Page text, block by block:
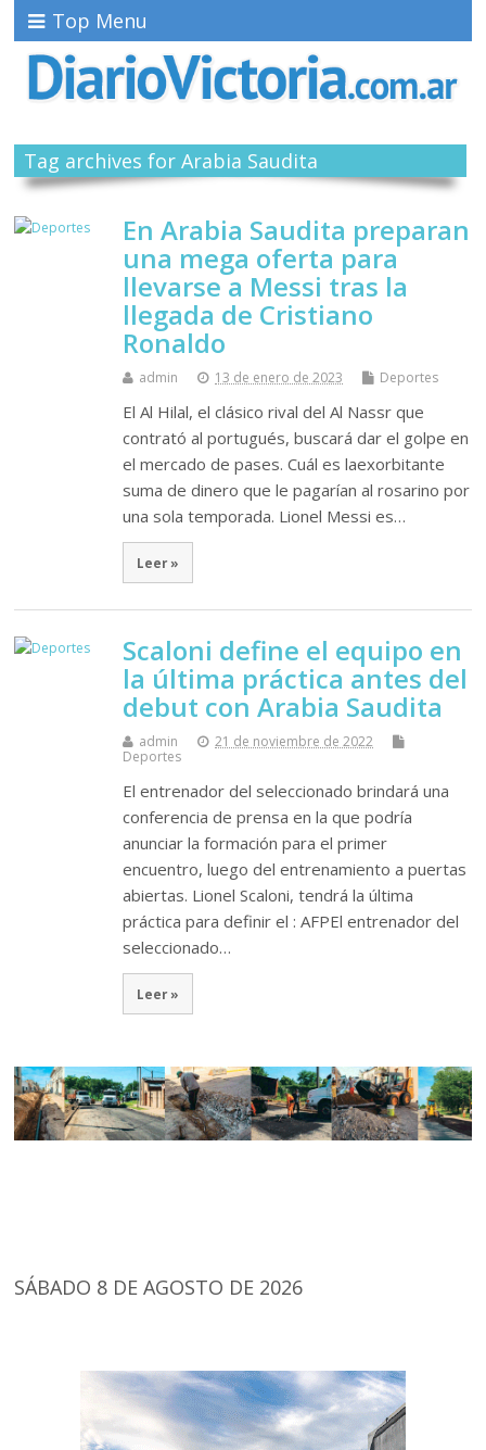
Top Menu
Tag archives for Arabia Saudita
En Arabia Saudita preparan
una mega oferta para
llevarse a Messi tras la
llegada de Cristiano
Ronaldo
admin 13 de enero de 2023 Deportes
El Al Hilal, el clásico rival del Al Nassr que
contrató al portugués, buscará dar el golpe en
el mercado de pases. Cuál es laexorbitante
suma de dinero que le pagarían al rosarino por
una sola temporada. Lionel Messi es…
Leer »
Scaloni define el equipo en
la última práctica antes del
debut con Arabia Saudita
admin
21 de noviembre de 2022
Deportes
El entrenador del seleccionado brindará una
conferencia de prensa en la que podría
anunciar la formación para el primer
encuentro, luego del entrenamiento a puertas
abiertas. Lionel Scaloni, tendrá la última
práctica para definir el : AFPEl entrenador del
seleccionado…
Leer »
SÁBADO 8 DE AGOSTO DE 2026